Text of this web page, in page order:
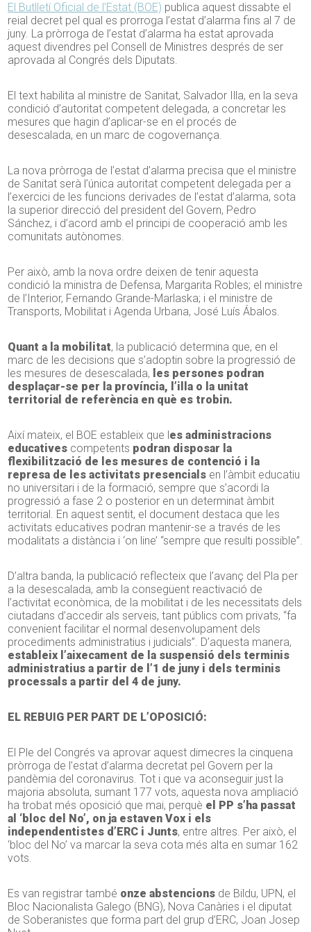
El Butlletí Oficial de l’Estat (BOE) publica aquest dissabte el
reial decret pel qual es prorroga l’estat d’alarma fins al 7 de
juny. La pròrroga de l’estat d’alarma ha estat aprovada
aquest divendres pel Consell de Ministres després de ser
aprovada al Congrés dels Diputats.
El text habilita al ministre de Sanitat, Salvador Illa, en la seva
condició d’autoritat competent delegada, a concretar les
mesures que hagin d’aplicar-se en el procés de
desescalada, en un marc de cogovernança.
La nova pròrroga de l’estat d’alarma precisa que el ministre
de Sanitat serà l’única autoritat competent delegada per a
l’exercici de les funcions derivades de l’estat d’alarma, sota
la superior direcció del president del Govern, Pedro
Sánchez, i d’acord amb el principi de cooperació amb les
comunitats autònomes.
Per això, amb la nova ordre deixen de tenir aquesta
condició la ministra de Defensa, Margarita Robles; el ministre
de l’Interior, Fernando Grande-Marlaska; i el ministre de
Transports, Mobilitat i Agenda Urbana, José Luís Ábalos.
Quant a la mobilitat, la publicació determina que, en el
marc de les decisions que s’adoptin sobre la progressió de
les mesures de desescalada, les persones podran
desplaçar-se per la província, l’illa o la unitat
territorial de referència en què es trobin.
Així mateix, el BOE estableix que l es administracions
educatives competents podran disposar la
flexibilització de les mesures de contenció i la
represa de les activitats presencials en l’àmbit educatiu
no universitari i de la formació, sempre que s’acordi la
progressió a fase 2 o posterior en un determinat àmbit
territorial. En aquest sentit, el document destaca que les
activitats educatives podran mantenir-se a través de les
modalitats a distància i ‘on line’ “sempre que resulti possible”.
D’altra banda, la publicació reflecteix que l’avanç del Pla per
a la desescalada, amb la consegüent reactivació de
l’activitat econòmica, de la mobilitat i de les necessitats dels
ciutadans d’accedir als serveis, tant públics com privats, “fa
convenient facilitar el normal desenvolupament dels
procediments administratius i judicials”. D’aquesta manera,
estableix l’aixecament de la suspensió dels terminis
administratius a partir de l’1 de juny i dels terminis
processals a partir del 4 de juny.
EL REBUIG PER PART DE L’OPOSICIÓ:
El Ple del Congrés va aprovar aquest dimecres la cinquena
pròrroga de l’estat d’alarma decretat pel Govern per la
pandèmia del coronavirus. Tot i que va aconseguir just la
majoria absoluta, sumant 177 vots, aquesta nova ampliació
ha trobat més oposició que mai, perquè el PP s’ha passat
al ‘bloc del No’, on ja estaven Vox i els
independentistes d’ERC i Junts, entre altres. Per això, el
‘bloc del No’ va marcar la seva cota més alta en sumar 162
vots.
Es van registrar també onze abstencions de Bildu, UPN, el
Bloc Nacionalista Galego (BNG), Nova Canàries i el diputat
de Soberanistes que forma part del grup d’ERC, Joan Josep